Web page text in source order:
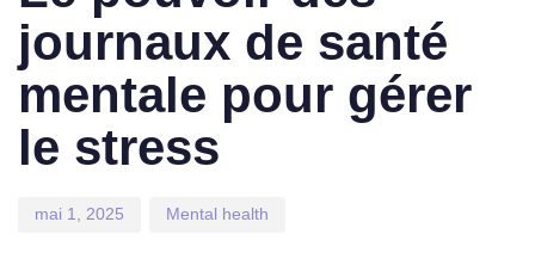
journaux de santé
mentale pour gérer
le stress
mai 1, 2025 Mental health